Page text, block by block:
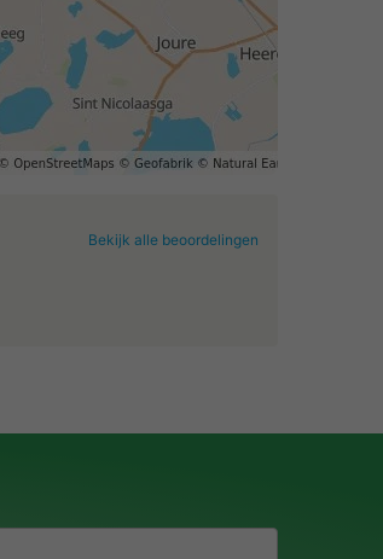
Bekijk alle beoordelingen